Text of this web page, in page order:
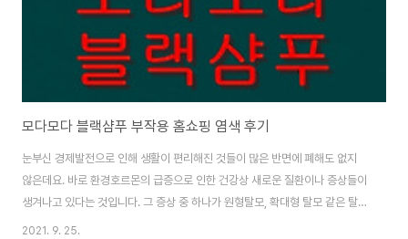
모다모다 블랙샴푸 부작용 홈쇼핑 염색 후기
눈부신 경제발전으로 인해 생활이 편리해진 것들이 많은 반면에 폐해도 없지
않은데요. 바로 환경호르몬의 급증으로 인한 건강상 새로운 질환이나 증상들이
생겨나고 있다는 것입니다. 그 증상 중 하나가 원형탈모, 확대형 탈모 같은 탈모
인구의 급증인데요. 따라서 최근 이 탈모 문제와 함께 새치 문제로 고민하는 사
2021. 9. 25.